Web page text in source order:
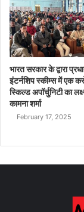
भारत सरकार के द्वारा
इंटर्नशिप स्कीम्स में एक
स्किल्ड अपॉर्चुनिटी का
कामना शर्मा
February 17, 2025